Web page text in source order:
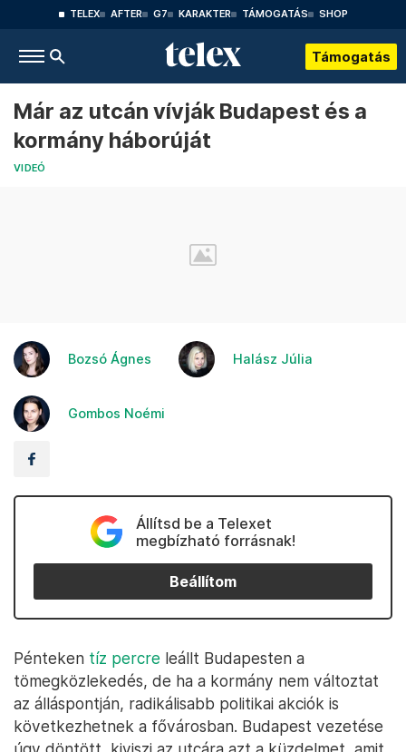
TELEX AFTER G7 KARAKTER TÁMOGATÁS SHOP
Támogatás
Már az utcán vívják Budapest és a
kormány háborúját
VIDEÓ
Bozsó Ágnes Halász Júlia
Gombos Noémi
Állítsd be a Telexet
megbízható forrásnak!
Beállítom
Pénteken tíz percre leállt Budapesten a
tömegközlekedés, de ha a kormány nem változtat
az álláspontján, radikálisabb politikai akciók is
következhetnek a fővárosban. Budapest vezetése